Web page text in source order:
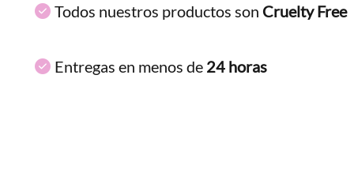
Todos nuestros productos son Cruelty Free
Entregas en menos de 24 horas